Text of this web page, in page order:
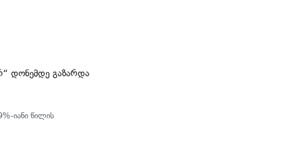
დონემდე გაზარდა
იანი წილის